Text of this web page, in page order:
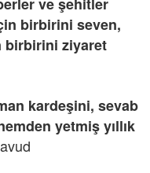
birbirini seven,
birbirini ziyaret
kardeşini, sevab
yetmiş yıllık